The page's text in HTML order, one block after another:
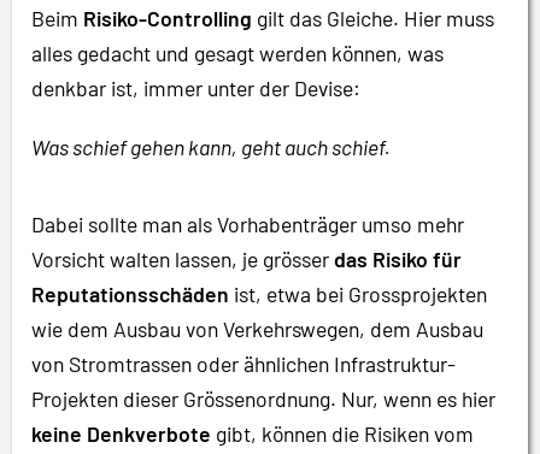
Beim Risiko-Controlling gilt das Gleiche. Hier muss
alles gedacht und gesagt werden können, was
denkbar ist, immer unter der Devise:
Was schief gehen kann, geht auch schief.
Dabei sollte man als Vorhabenträger umso mehr
Vorsicht walten lassen, je grösserdas Risiko für
Reputationsschäden ist, etwa bei Grossprojekten
wie dem Ausbau von Verkehrswegen, dem Ausbau
von Stromtrassen oder ähnlichen Infrastruktur-
Projekten dieser Grössenordnung. Nur, wenn es hier
keine Denkverbote gibt, können die Risiken vom